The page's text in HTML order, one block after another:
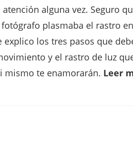
alguna vez. Seguro
plasmaba el rastro
los tres pasos que
y el rastro de luz
mismo te enamorarán. Leer